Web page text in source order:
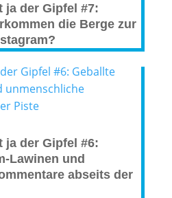
ja der Gipfel #7:
die Berge zur
ja der Gipfel #6:
Lawinen und
abseits der